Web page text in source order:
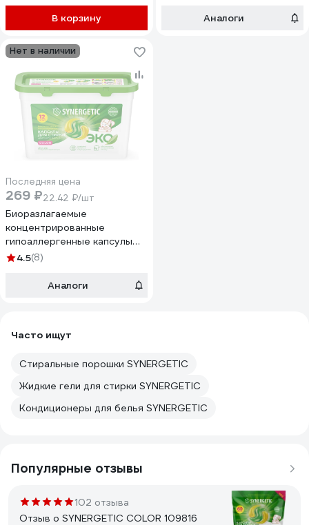
для стирки SYNERGETIC
BLACK Табак-ваниль, 40 шт
109859
В корзину Аналоги
Нет в наличии
Последняя цена
269 ₽22.42 ₽/шт
Биоразлагаемые
концентрированные
гипоаллергенные капсулы
для стирки SYNERGETIC
4.5(8)
Аналоги
Часто ищут
Стиральные порошки SYNERGETIC
Жидкие гели для стирки SYNERGETIC
Кондиционеры для белья SYNERGETIC
Популярные отзывы
102 отзыва
Отзыв о SYNERGETIC COLOR 109816